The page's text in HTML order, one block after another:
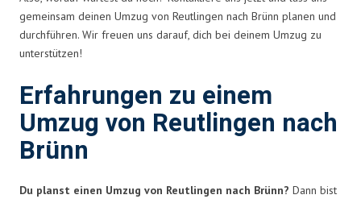
gemeinsam deinen Umzug von Reutlingen nach Brünn planen und
durchführen. Wir freuen uns darauf, dich bei deinem Umzug zu
unterstützen!
Erfahrungen zu einem
Umzug von Reutlingen nach
Brünn
Du planst einen Umzug von Reutlingen nach Brünn? Dann bist